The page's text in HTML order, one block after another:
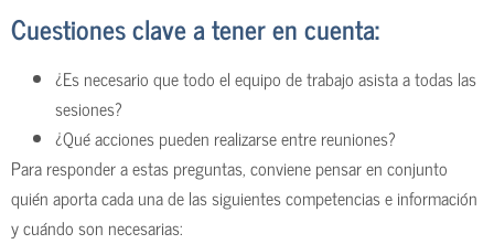
Cuestiones clave a tener en cuenta:
¿Es necesario que todo el equipo de trabajo asista a todas las
sesiones?
¿Qué acciones pueden realizarse entre reuniones?
Para responder a estas preguntas, conviene pensar en conjunto
quién aporta cada una de las siguientes competencias e información
y cuándo son necesarias: